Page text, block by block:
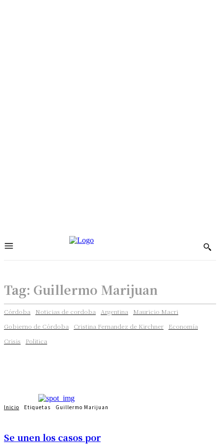
Tag: Guillermo Marijuan
Córdoba Noticias de cordoba Argentina
Mauricio Macri
Gobierno de Córdoba
Cristina Fernandez de Kirchner
Economía
Crisis
Politica
Se unen los casos por
Inicio Etiquetas Guillermo Marijuan